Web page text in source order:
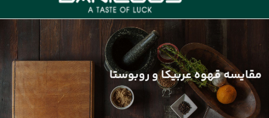
مقایسه قهوه عربیکا و روبوستا